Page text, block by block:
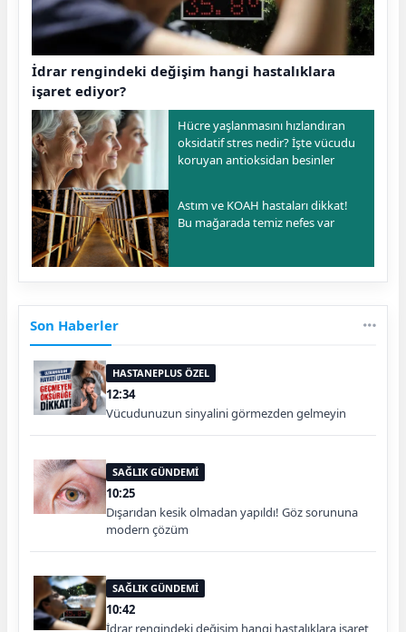
İdrar rengindeki değişim hangi hastalıklara
işaret ediyor?
Hücre yaşlanmasını hızlandıran
oksidatif stres nedir? İşte vücudu
koruyan antioksidan besinler
Astım ve KOAH hastaları dikkat!
Bu mağarada temiz nefes var
Son Haberler
HASTANEPLUS ÖZEL
12:34
Vücudunuzun sinyalini görmezden gelmeyin
SAĞLIK GÜNDEMİ
10:25
Dışarıdan kesik olmadan yapıldı! Göz sorununa
modern çözüm
SAĞLIK GÜNDEMİ
10:42